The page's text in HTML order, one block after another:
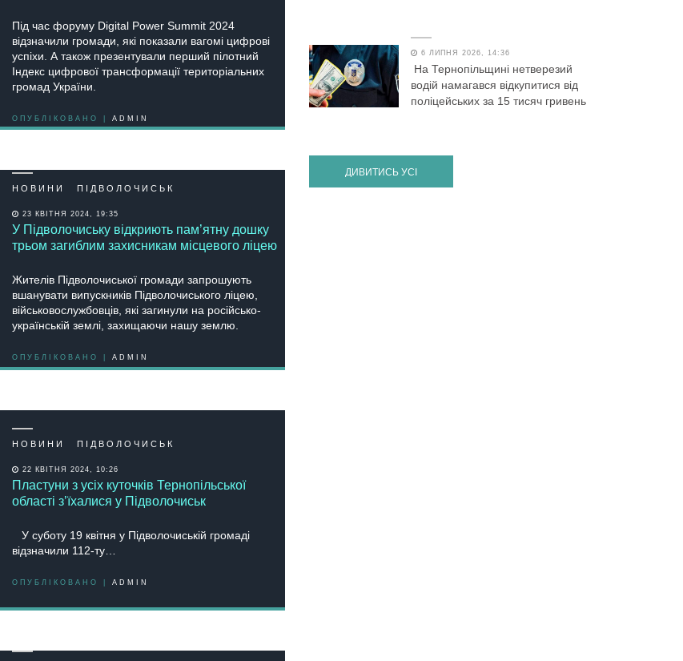
Під час форуму Digital Power Summit 2024
відзначили громади, які показали вагомі цифрові
успіхи. А також презентували перший пілотний
Індекс цифрової трансформації територіальних
громад України.
ОПУБЛІКОВАНО | ADMIN
НОВИНИ ПІДВОЛОЧИСЬК
23 КВІТНЯ 2024, 19:35
У Підволочиську відкриють пам’ятну дошку
трьом загиблим захисникам місцевого ліцею
Жителів Підволочиської громади запрошують
вшанувати випускників Підволочиського ліцею,
військовослужбовців, які загинули на російсько-
українській землі, захищаючи нашу землю.
ОПУБЛІКОВАНО | ADMIN
НОВИНИ ПІДВОЛОЧИСЬК
22 КВІТНЯ 2024, 10:26
Пластуни з усіх куточків Тернопільської
області зʼїхалися у Підволочиськ
У суботу 19 квітня у Підволочиській громаді
відзначили 112-ту…
ОПУБЛІКОВАНО | ADMIN
6 ЛИПНЯ 2026, 14:36
На Тернопільщині нетверезий
водій намагався відкупитися від
поліцейських за 15 тисяч гривень
ДИВИТИСЬ УСІ